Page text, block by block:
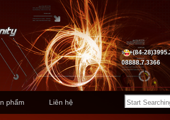
+(84-
08888.7.3366
phẩm Liên hệ